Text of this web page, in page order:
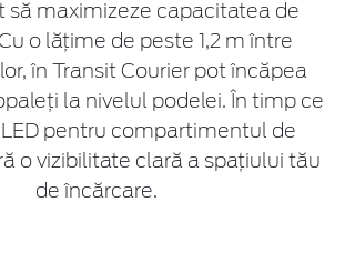
să maximizeze capacitatea de
o lățime de peste 1,2 m între
în Transit Courier pot încăpea
la nivelul podelei. În timp ce
pentru compartimentul de
o vizibilitate clară a spațiului tău
de încărcare.